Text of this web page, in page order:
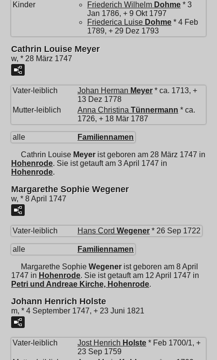
Kinder
Friederich Wilhelm Dohme * 3
Jan 1786, + 9 Okt 1797
Friederica Luise Dohme * 4 Feb
1789, + 29 Dez 1793
Cathrin Louise Meyer
w, * 28 März 1747
Vater-leiblich Johan Herman Meyer * ca. 1713, +
13 Dez 1778
Mutter-leiblich
Anna Christina Tünnermann * ca.
1726, + 18 Mär 1787
alle Familiennamen
Cathrin Louise Meyer ist geboren am 28 März 1747 in
Hohenrode. Sie ist getauft am 3 April 1747 in
Hohenrode.
Margarethe Sophie Wegener
w, * 8 April 1747
Vater-leiblich Hans Cord Wegener * 26 Sep 1722
alle Familiennamen
Margarethe Sophie Wegener ist geboren am 8 April
1747 in Hohenrode. Sie ist getauft am 12 April 1747 in
Petri und Andreae Kirche, Hohenrode.
Johann Henrich Holste
m, * 4 September 1747, + 23 Juni 1821
Vater-leiblich Jost Henrich Holste * Feb 1700/1, +
23 Sep 1759